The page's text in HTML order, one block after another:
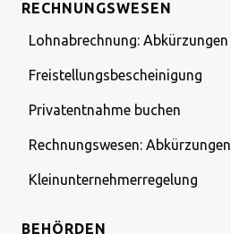
RECHNUNGSWESEN
Lohnabrechnung: Abkürzungen
Freistellungsbescheinigung
Privatentnahme buchen
Rechnungswesen: Abkürzungen
Kleinunternehmerregelung
BEHÖRDEN